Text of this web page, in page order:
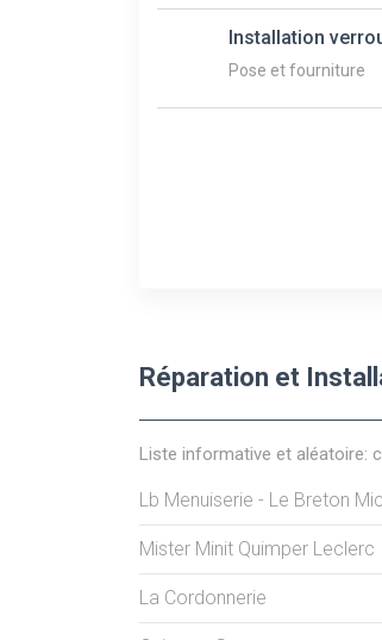
Installation
Pose et fourniture
Réparation et
Liste informative et aléatoire:
Lb Menuiserie - Le Breton
Mister Minit Quimper Leclerc
La Cordonnerie